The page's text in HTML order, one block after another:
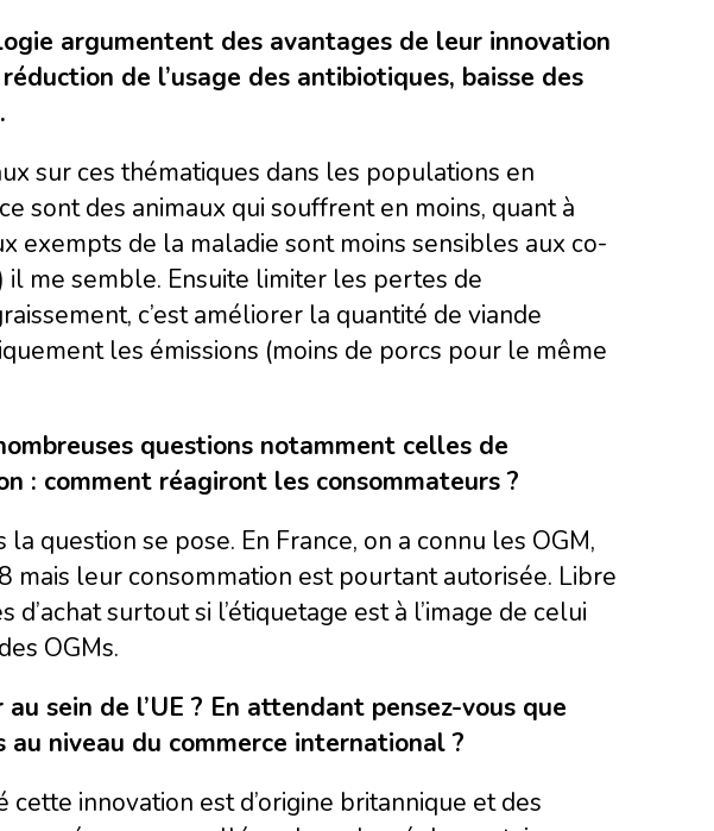
argumentent des avantages de leur innovation
de l’usage des antibiotiques, baisse des
sur ces thématiques dans les populations en
sont des animaux qui souffrent en moins, quant à
exempts de la maladie sont moins sensibles aux co-
me semble. Ensuite limiter les pertes de
c’est améliorer la quantité de viande
les émissions (moins de porcs pour le même
questions notamment celles de
: comment réagiront les consommateurs ?
la question se pose. En France, on a connu les OGM,
leur consommation est pourtant autorisée. Libre
surtout si l’étiquetage est à l’image de celui
OGMs.
sein de l’UE ? En attendant pensez-vous que
niveau du commerce international ?
innovation est d’origine britannique et des